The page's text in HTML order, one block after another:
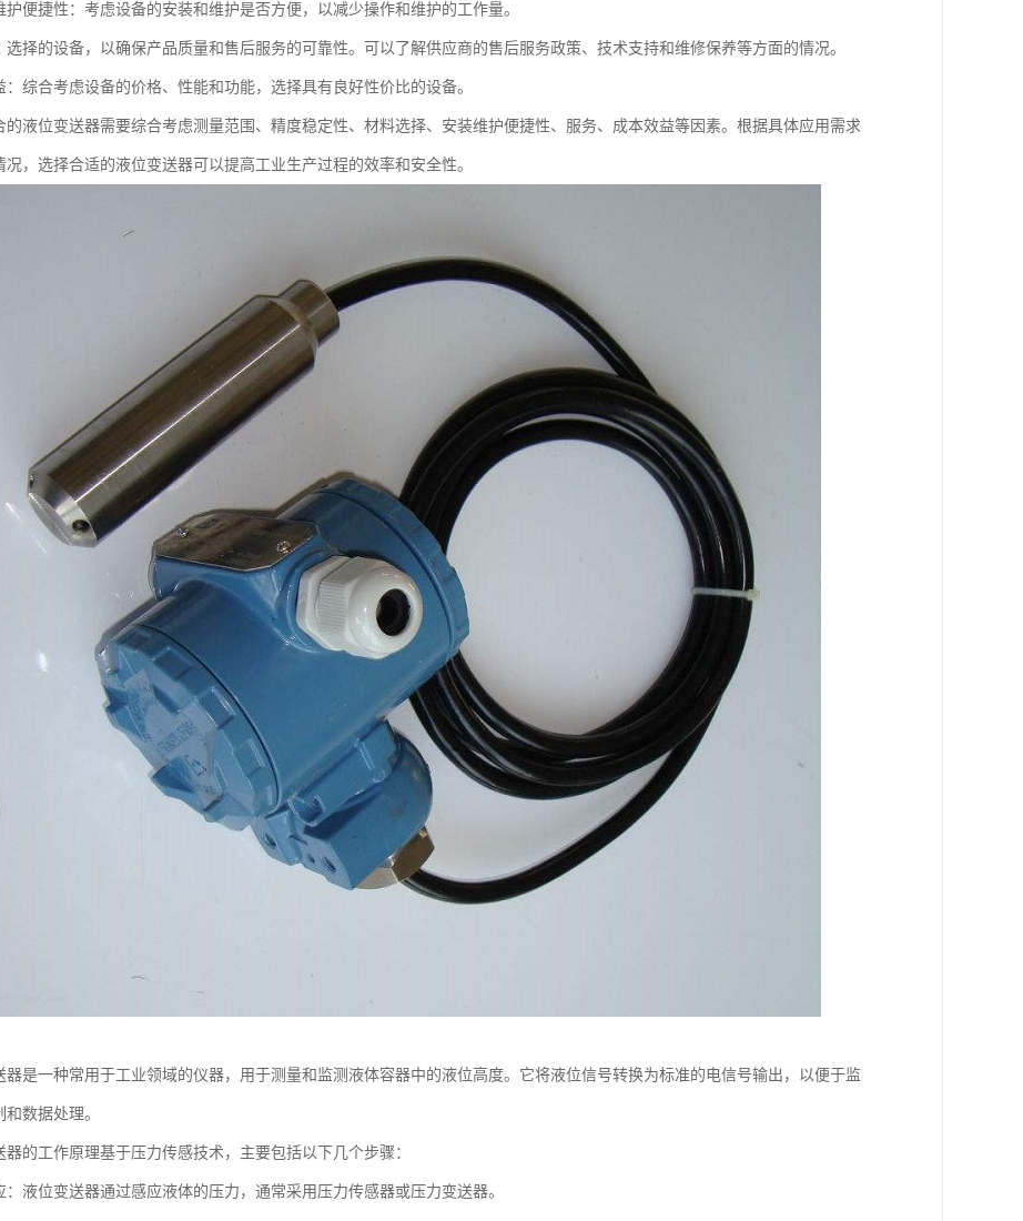
护便捷性：考虑设备的安装和维护是否方便，以减少操作和维护的工作量。
选择的设备，以确保产品质量和售后服务的可靠性。可以了解供应商的售后服务政策、技术支持和维修保养等方面的情况。
：综合考虑设备的价格、性能和功能，选择具有良好性价比的设备。
的液位变送器需要综合考虑测量范围、精度稳定性、材料选择、安装维护便捷性、服务、成本效益等因素。根据具体应用需求
况，选择合适的液位变送器可以提高工业生产过程的效率和安全性。
器是一种常用于工业领域的仪器，用于测量和监测液体容器中的液位高度。它将液位信号转换为标准的电信号输出，以便于监
数据处理。
器的工作原理基于压力传感技术，主要包括以下几个步骤：
：液位变送器通过感应液体的压力，通常采用压力传感器或压力变送器。